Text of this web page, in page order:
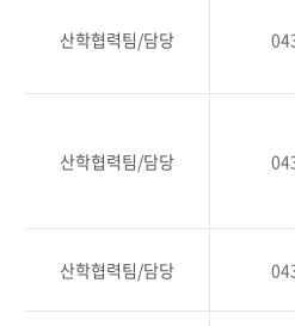
산학협력팀/담당
산학협력팀/담당
산학협력팀/담당